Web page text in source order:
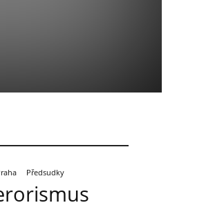
Předsudky